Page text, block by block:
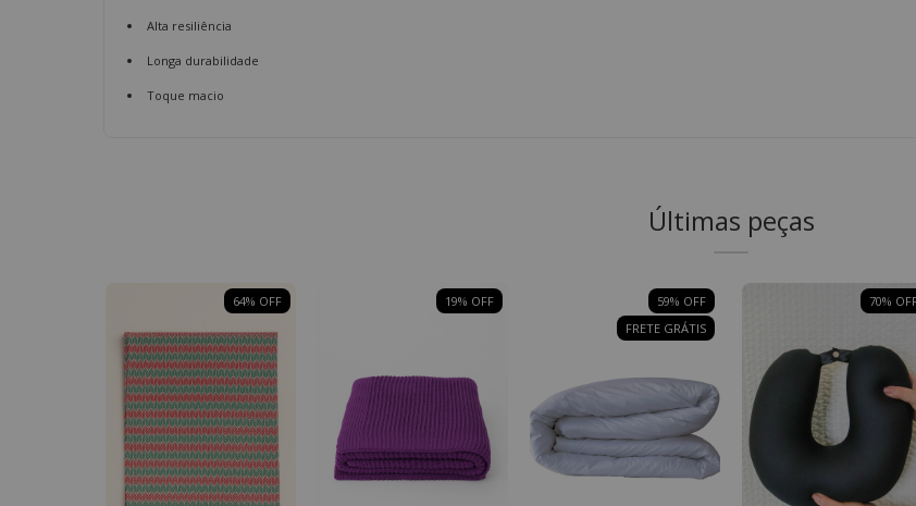
Alta resiliência
Longa durabilidade
Toque macio
Últimas peças
64% OFF 19% OFF 59% OFF
FRETE GRÁTIS
70%